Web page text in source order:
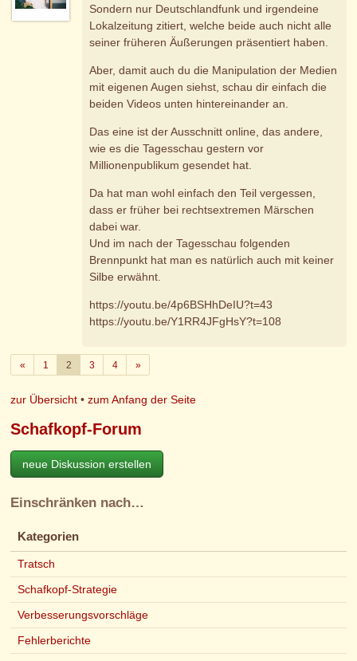
Sondern nur Deutschlandfunk und irgendeine
Lokalzeitung zitiert, welche beide auch nicht alle
seiner früheren Äußerungen präsentiert haben.
Aber, damit auch du die Manipulation der Medien
mit eigenen Augen siehst, schau dir einfach die
beiden Videos unten hintereinander an.
Das eine ist der Ausschnitt online, das andere,
wie es die Tagesschau gestern vor
Millionenpublikum gesendet hat.
Da hat man wohl einfach den Teil vergessen,
dass er früher bei rechtsextremen Märschen
dabei war.
Und im nach der Tagesschau folgenden
Brennpunkt hat man es natürlich auch mit keiner
Silbe erwähnt.
https://youtu.be/4p6BSHhDeIU?t=43
https://youtu.be/Y1RR4JFgHsY?t=108
«Zurück
1 2 3 4 »Weiter
zur Übersicht •zum Anfang der Seite
Schafkopf-Forum
neue Diskussion erstellen
Einschränken nach…
Kategorien
Tratsch
Schafkopf-Strategie
Verbesserungsvorschläge
Fehlerberichte